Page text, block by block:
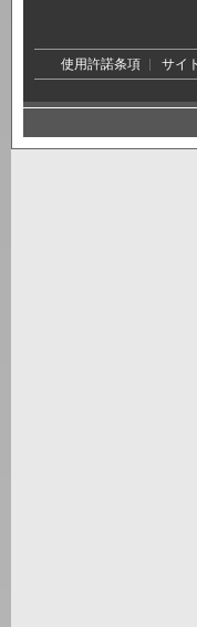
使用許諾条項 サイ